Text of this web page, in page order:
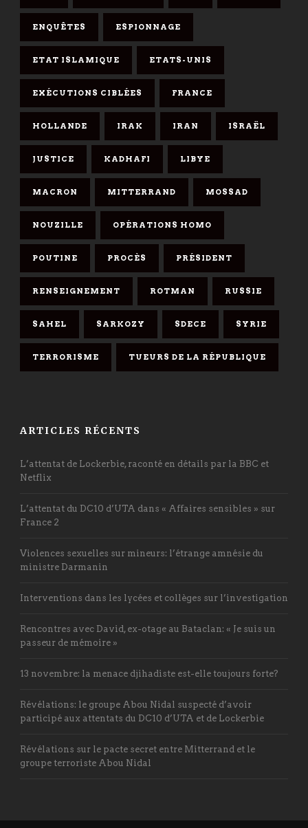
ENQUÊTES ESPIONNAGE
ETAT ISLAMIQUE ETATS-UNIS
EXÉCUTIONS CIBLÉES FRANCE
HOLLANDE IRAK IRAN ISRAËL
JUSTICE KADHAFI LIBYE
MACRON MITTERRAND MOSSAD
NOUZILLE OPÉRATIONS HOMO
POUTINE PROCÈS PRÉSIDENT
RENSEIGNEMENT ROTMAN RUSSIE
SAHEL SARKOZY SDECE SYRIE
TERRORISME TUEURS DE LA RÉPUBLIQUE
ARTICLES RÉCENTS
L’attentat de Lockerbie, raconté en détails par la BBC et
Netflix
L’attentat du DC10 d’UTA dans « Affaires sensibles » sur
France 2
Violences sexuelles sur mineurs: l’étrange amnésie du
ministre Darmanin
Interventions dans les lycées et collèges sur l’investigation
Rencontres avec David, ex-otage au Bataclan: « Je suis un
passeur de mémoire »
13 novembre: la menace djihadiste est-elle toujours forte?
Révélations: le groupe Abou Nidal suspecté d’avoir
participé aux attentats du DC10 d’UTA et de Lockerbie
Révélations sur le pacte secret entre Mitterrand et le
groupe terroriste Abou Nidal